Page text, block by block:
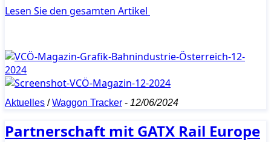
Lesen Sie den gesamten Artikel
Aktuelles /Waggon Tracker - 12/06/2024
Partnerschaft mit GATX Rail Europe